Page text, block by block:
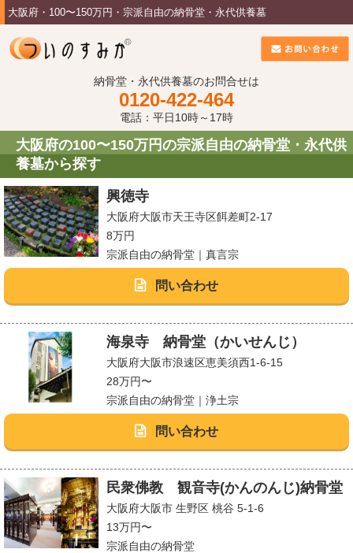
大阪府・100〜150万円・宗派自由の納骨堂・永代供養墓
納骨堂・永代供養墓のお問合せは
0120-422-464
電話：平日10時～17時
大阪府の100〜150万円の宗派自由の納骨堂・永代供
養墓から探す
興徳寺
大阪府大阪市天王寺区餌差町2-17
8万円
宗派自由の納骨堂｜真言宗
問い合わせ
海泉寺 納骨堂（かいせんじ）
大阪府大阪市浪速区恵美須西1-6-15
28万円〜
宗派自由の納骨堂｜浄土宗
問い合わせ
民衆佛教 観音寺(かんのんじ)納骨堂
大阪府大阪市 生野区 桃谷 5-1-6
13万円〜
宗派自由の納骨堂